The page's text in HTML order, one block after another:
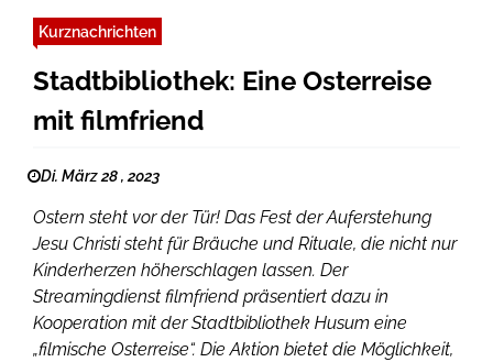
Kurznachrichten
Stadtbibliothek: Eine Osterreise
mit filmfriend
Di. März 28 , 2023
Ostern steht vor der Tür! Das Fest der Auferstehung
Jesu Christi steht für Bräuche und Rituale, die nicht nur
Kinderherzen höherschlagen lassen. Der
Streamingdienst filmfriend präsentiert dazu in
Kooperation mit der Stadtbibliothek Husum eine
„filmische Osterreise“. Die Aktion bietet die Möglichkeit,